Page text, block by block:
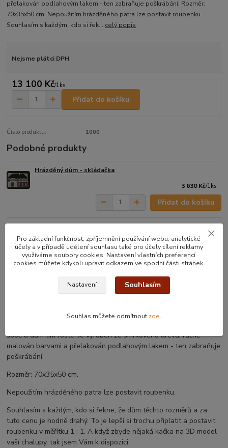
přelakován podlahovým lakem - ten zabraňuje poškrábání. Rozměr:
70x35x50 cm. Nepoužitím hrázděného patra lze postavit roubenku.
Souhlasím s každým, kdo si řek... celý popis
Nejsme plátci DPH
13 100 Kč/1ks
Přidat do košíku
Číslo produktu: 1000
Podobné produkty
Hrázděný dům - skládačka
3 630 Kč/1ks
Přidat do košíku
9 850 Kč
Přidat do košíku
sobě a dům tím roste. Je vyroben ze smrkového dřeva, ručně
malován barvami a přelakován podlahovým lakem - ten zabraňuje
poškrábání.
Rozměr: 70x35x50 cm.
Nepoužitím hrázděného patra lze postavit roubenku.
Souhlasím s každým, kdo si řekne, že dům těchto rozměrů a za
tuto cenu je hodně drahý. To je lepší si trochu připlatit a postavit
roubenku v měřítku 1 : 1. A když zbyde nějaká kačka na 3D model
vaší chalupy, tak jsem Vám k dispozici.
Pro základní funkčnost, zpříjemnění používání webu, analytické
účely a v případě udělení souhlasu také pro účely cílení reklamy
využíváme soubory cookies. Nastavení vlastních preferencí
cookies můžete kdykoli upravit odkazem ve spodní části stránek.
Nastavení Souhlasím
Souhlas můžete odmítnout zde.